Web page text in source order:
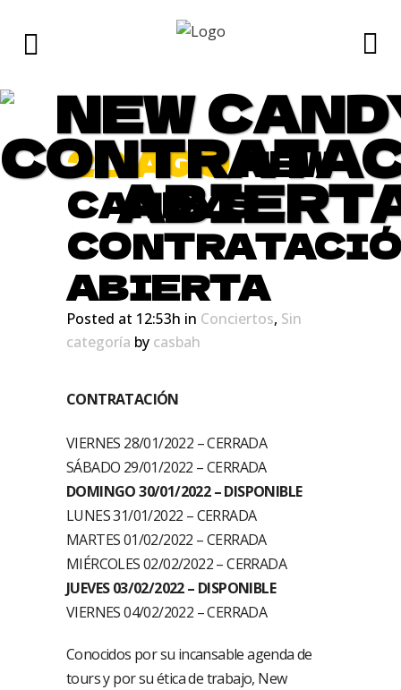
NEW
20 AGONEW
CANDYS
ABIERTA
Posted at 12:53h in Conciertos, Sin
categoría by casbah
CONTRATACIÓN
VIERNES 28/01/2022 – CERRADA
SÁBADO 29/01/2022 – CERRADA
DOMINGO 30/01/2022 – DISPONIBLE
LUNES 31/01/2022 – CERRADA
MARTES 01/02/2022 – CERRADA
MIÉRCOLES 02/02/2022 – CERRADA
JUEVES 03/02/2022 – DISPONIBLE
VIERNES 04/02/2022 – CERRADA
Conocidos por su incansable agenda de
tours y por su ética de trabajo, New